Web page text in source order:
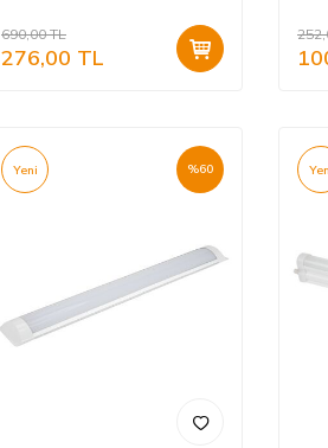
690,00TL
276,00 TL
%60
Yeni